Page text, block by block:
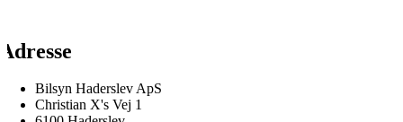
Bilsyn Haderslev ApS
Christian X's Vej 1